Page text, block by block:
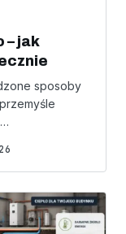
– jak
sposoby